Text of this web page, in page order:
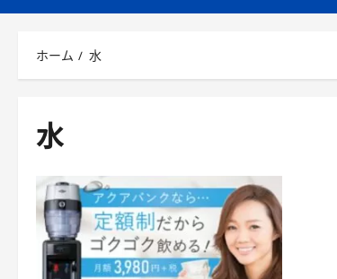
プ
ホーム 水
水